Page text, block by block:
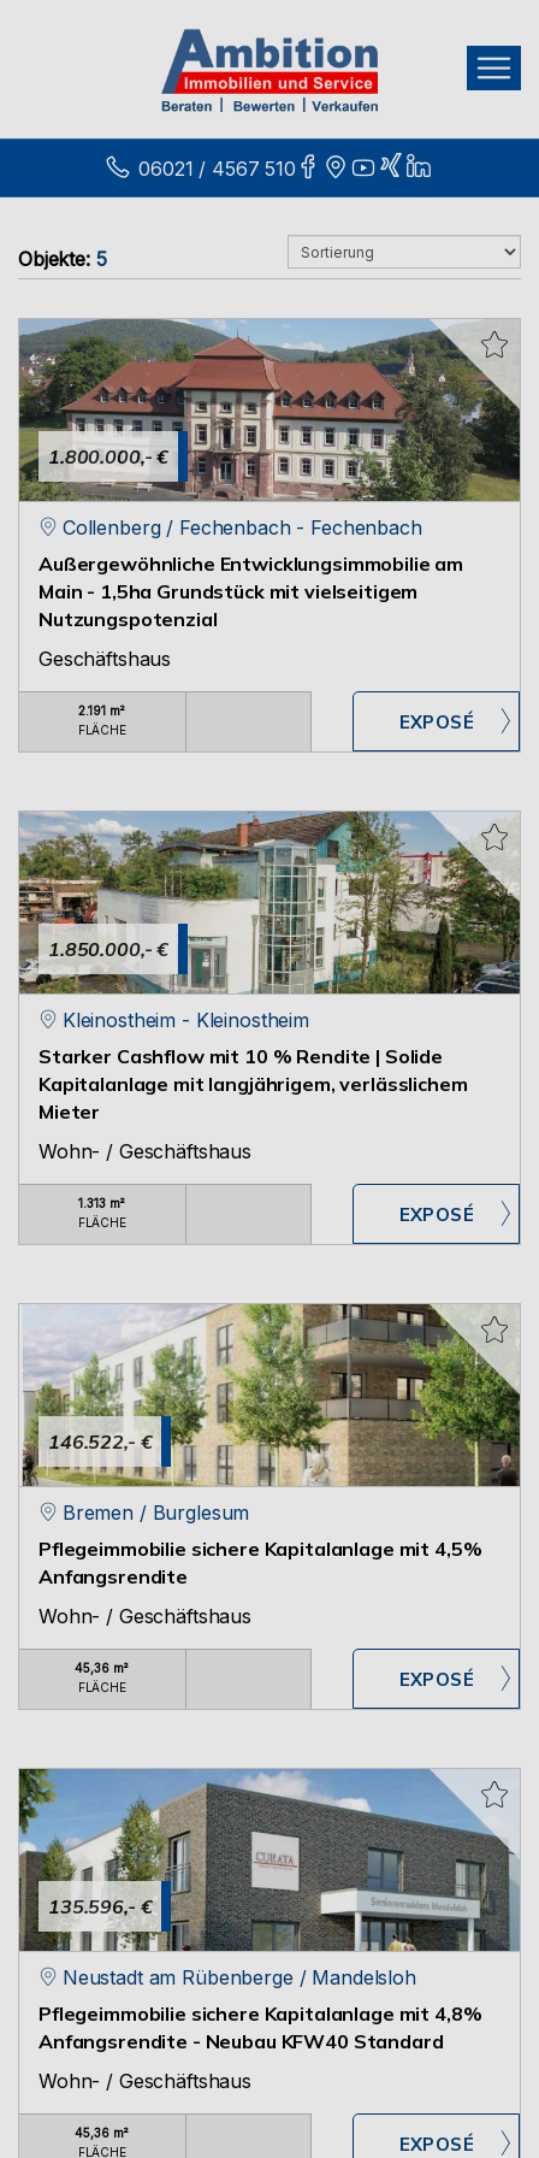
06021 / 4567 510
Objekte: 5
1.800.000,- €
Collenberg / Fechenbach - Fechenbach
Außergewöhnliche Entwicklungsimmobilie am
Main - 1,5ha Grundstück mit vielseitigem
Nutzungspotenzial
Geschäftshaus
2.191 m²
FLÄCHE
1.850.000,- €
Kleinostheim - Kleinostheim
Starker Cashflow mit 10 % Rendite | Solide
Kapitalanlage mit langjährigem, verlässlichem
Mieter
Wohn- / Geschäftshaus
1.313 m²
FLÄCHE
146.522,- €
Bremen / Burglesum
Pflegeimmobilie sichere Kapitalanlage mit 4,5%
Anfangsrendite
Wohn- / Geschäftshaus
45,36 m²
FLÄCHE
135.596,- €
Neustadt am Rübenberge / Mandelsloh
Pflegeimmobilie sichere Kapitalanlage mit 4,8%
Anfangsrendite - Neubau KFW40 Standard
Wohn- / Geschäftshaus
45,36 m²
FLÄCHE